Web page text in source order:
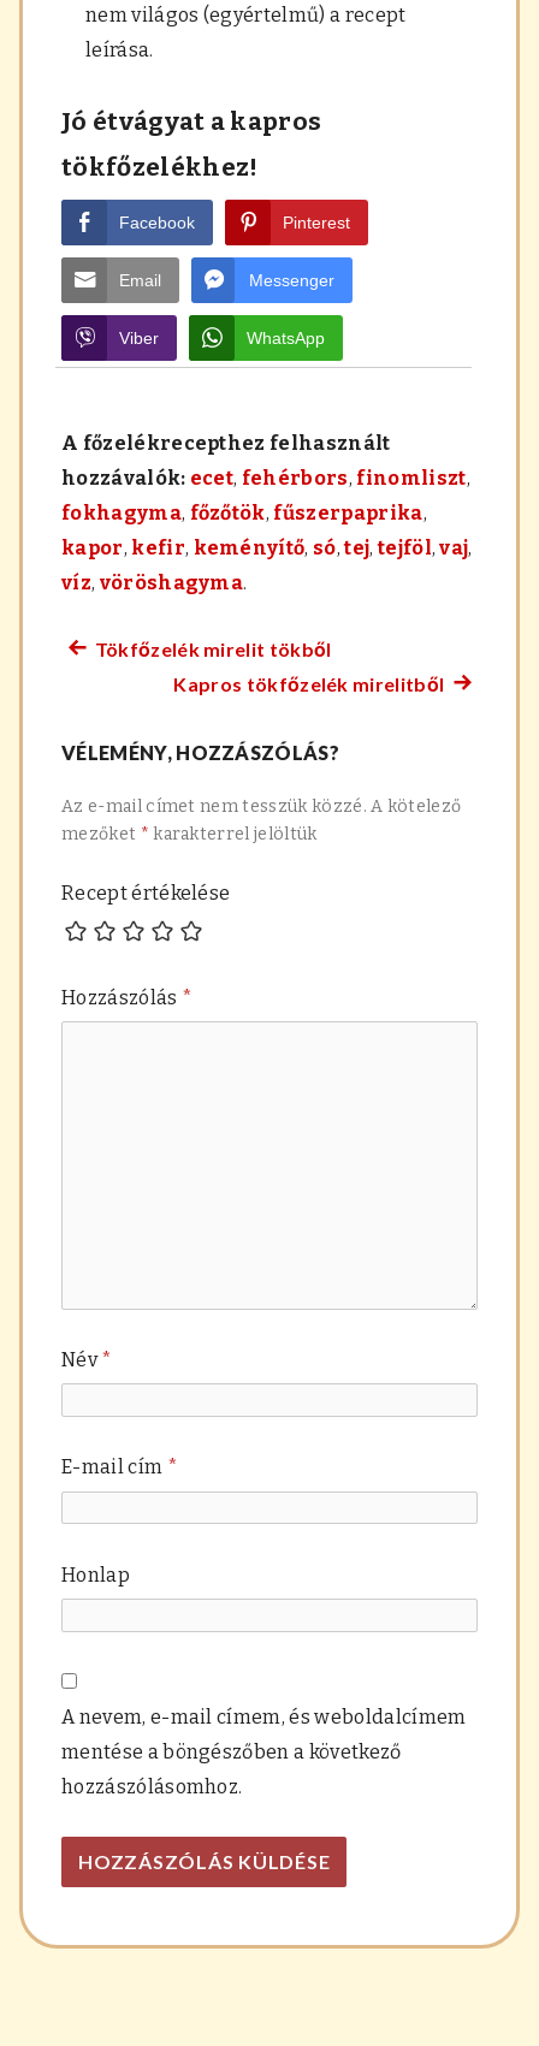
nem világos (egyértelmű) a recept
leírása.
Jó étvágyat a kapros
tökfőzelékhez!
Facebook Pinterest
Email Messenger
Viber WhatsApp
A főzelékrecepthez felhasznált
hozzávalók: ecet, fehérbors, finomliszt,
fokhagyma, főzőtök, fűszerpaprika,
kapor, kefir, keményítő, só,tej,tejföl,vaj,
víz, vöröshagyma.
Bejegyzés
Előző
Tökfőzelék mirelit tökből
Kapros tökfőzelék mirelitből
VÉLEMÉNY, HOZZÁSZÓLÁS?
Az e-mail címet nem tesszük közzé. A kötelező
mezőket * karakterrel jelöltük
Recept értékelése
Hozzászólás *
Név*
E-mail cím *
Honlap
A nevem, e-mail címem, és weboldalcímem
mentése a böngészőben a következő
hozzászólásomhoz.